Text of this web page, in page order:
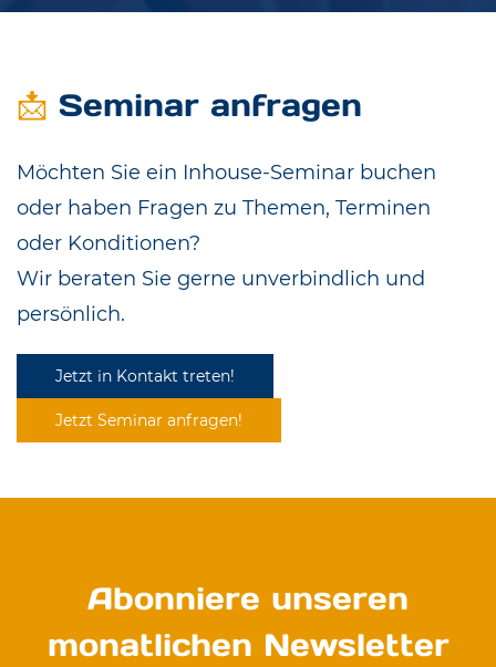
📩 Seminar anfragen
Möchten Sie ein Inhouse-Seminar buchen
oder haben Fragen zu Themen, Terminen
oder Konditionen?
Wir beraten Sie gerne unverbindlich und
persönlich.
Jetzt in Kontakt treten!
Jetzt Seminar anfragen!
Abonniere unseren
monatlichen Newsletter